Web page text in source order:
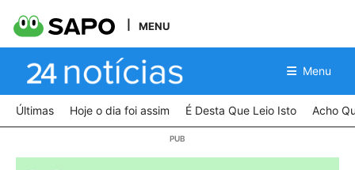
MENU
Menu
Últimas Hoje o dia foi assim É Desta Que Leio Isto Acho